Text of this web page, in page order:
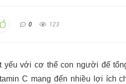
0 123
yếu với cơ thể con người để
C mang đến nhiều lợi ích